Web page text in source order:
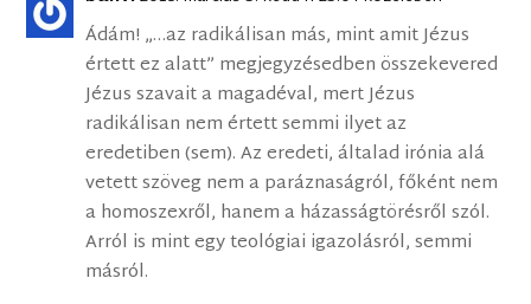
Ádám! „…az radikálisan más, mint amit Jézus
értett ez alatt” megjegyzésedben összekevered
Jézus szavait a magadéval, mert Jézus
radikálisan nem értett semmi ilyet az
eredetiben (sem). Az eredeti, általad irónia alá
vetett szöveg nem a paráznaságról, főként nem
a homoszexről, hanem a házasságtörésről szól.
Arról is mint egy teológiai igazolásról, semmi
másról.